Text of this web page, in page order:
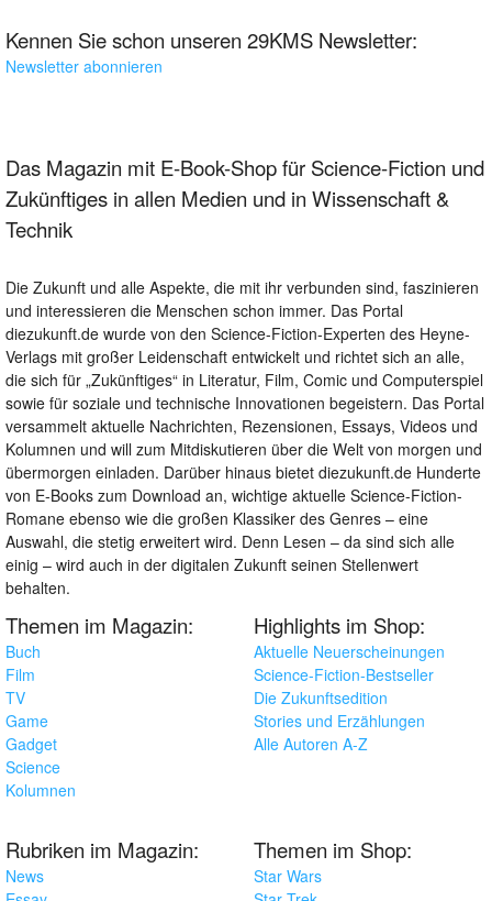
Kennen Sie schon unseren 29KMS Newsletter:
Newsletter abonnieren
Das Magazin mit E-Book-Shop für Science-Fiction und
Zukünftiges in allen Medien und in Wissenschaft &
Technik
Die Zukunft und alle Aspekte, die mit ihr verbunden sind, faszinieren
und interessieren die Menschen schon immer. Das Portal
diezukunft.de wurde von den Science-Fiction-Experten des Heyne-
Verlags mit großer Leidenschaft entwickelt und richtet sich an alle,
die sich für „Zukünftiges“ in Literatur, Film, Comic und Computerspiel
sowie für soziale und technische Innovationen begeistern. Das Portal
versammelt aktuelle Nachrichten, Rezensionen, Essays, Videos und
Kolumnen und will zum Mitdiskutieren über die Welt von morgen und
übermorgen einladen. Darüber hinaus bietet diezukunft.de Hunderte
von E-Books zum Download an, wichtige aktuelle Science-Fiction-
Romane ebenso wie die großen Klassiker des Genres – eine
Auswahl, die stetig erweitert wird. Denn Lesen – da sind sich alle
einig – wird auch in der digitalen Zukunft seinen Stellenwert
behalten.
Themen im Magazin:
Buch
Film
TV
Game
Gadget
Science
Kolumnen
Highlights im Shop:
Aktuelle Neuerscheinungen
Science-Fiction-Bestseller
Die Zukunftsedition
Stories und Erzählungen
Alle Autoren A-Z
Rubriken im Magazin:
News
Themen im Shop:
Star Wars